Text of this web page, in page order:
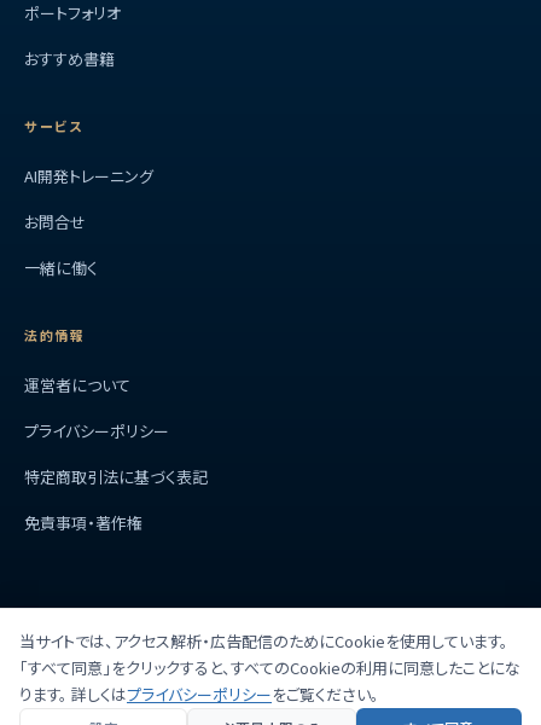
ポートフォリオ
おすすめ書籍
サービス
AI開発トレーニング
お問合せ
一緒に働く
法的情報
運営者について
プライバシーポリシー
特定商取引法に基づく表記
免責事項・著作権
ホーム Aboutサイトマップ
当サイトでは、アフィリエイト広告を利用しています。
© 2026 AI開発実践ラボ (creativecontentlabtokyo.com). All Rights
当サイトでは、アクセス解析・広告配信のためにCookieを使用しています。
「すべて同意」をクリックすると、すべてのCookieの利用に同意したことにな
ります。 詳しくはプライバシーポリシーをご覧ください。